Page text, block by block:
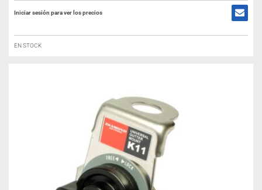
Iniciar sesión para ver los precios
EN STOCK